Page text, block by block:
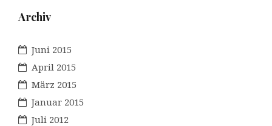
Archiv
Juni 2015
April 2015
März 2015
Januar 2015
Juli 2012